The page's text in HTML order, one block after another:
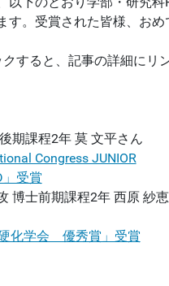
す。受賞された皆様、おめ
すると、記事の詳細にリ
期課程2年 莫 文平さん
Congress JUNIOR
」受賞
博士前期課程2年 西原 紗
硬化学会 優秀賞」受賞